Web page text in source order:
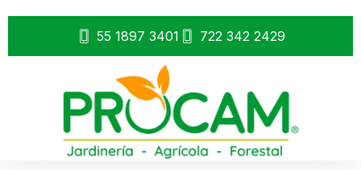
55 1897 3401 722 342 2429